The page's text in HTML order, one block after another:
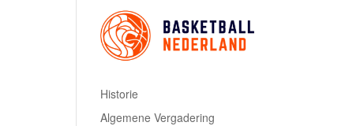
Historie
Algemene Vergadering